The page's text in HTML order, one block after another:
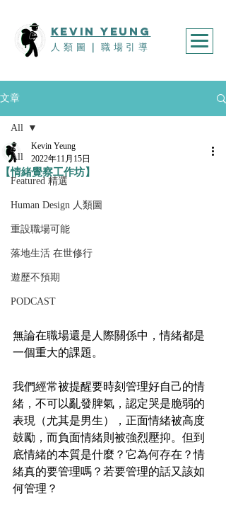
KEVIn YEUNG
人類圖 職場引導
文章
All
Featured 精選
Human Design 人類圖
重設職場可能
落地生活 在世修行
遊歷不預期
PODCAST
All
【情緒覺察工作坊】
Kevin Yeung
2022年11月15日
無論在職場還是人際關係中，情緒都是
一個重大的課題。
我們經常被提醒要時刻管理好自己的情
緒，不可以亂發脾氣，認定哭是脆弱的
表現（尤其是男生），正面情緒被高度
鼓勵，而負面情緒則被強烈壓抑。但到
底情緒的本質是什麼？它為何存在？情
緒真的要管理嗎？若要管理的話又該如
何管理？